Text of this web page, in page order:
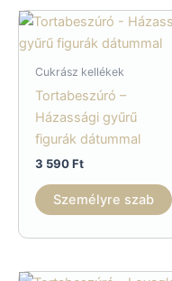
Cukrász kellékek
Tortabeszúró –
Házassági gyűrű
figurák dátummal
3 590Ft
Személyre szab